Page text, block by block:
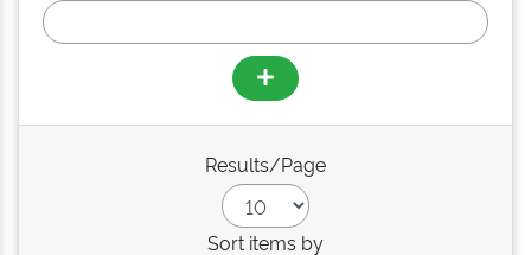
Results/Page
Sort items by